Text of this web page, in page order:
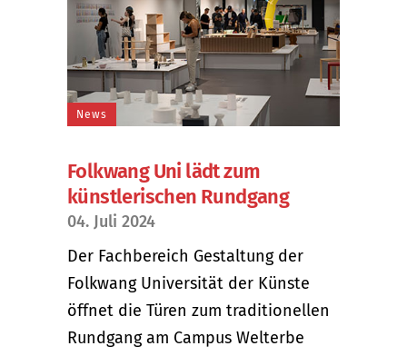
News
Folkwang Uni lädt zum
künstlerischen Rundgang
04. Juli 2024
Der Fachbereich Gestaltung der
Folkwang Universität der Künste
öffnet die Türen zum traditionellen
Rundgang am Campus Welterbe